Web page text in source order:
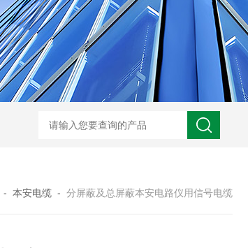
交联聚乙烯储能电缆 H05VVC4V5-K多芯屏蔽耐油电
- 本安电缆 - 分屏蔽及总屏蔽本安电路仪用信号电缆